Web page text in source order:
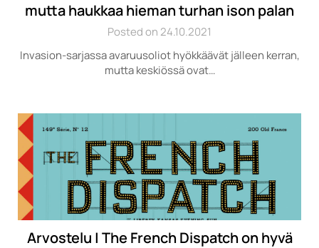
mutta haukkaa hieman turhan ison palan
Posted on 24.10.2021
Invasion-sarjassa avaruusoliot hyökkäävät jälleen kerran,
mutta keskiössä ovat…
Arvostelu | The French Dispatch on hyvä